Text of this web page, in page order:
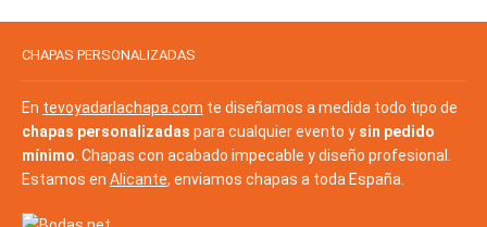
CHAPAS PERSONALIZADAS
En tevoyadarlachapa.com te diseñamos a medida todo tipo de
chapas personalizadas para cualquier evento y sin pedido
mínimo. Chapas con acabado impecable y diseño profesional.
Estamos en Alicante, enviamos chapas a toda España.